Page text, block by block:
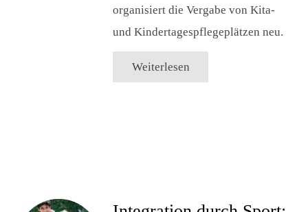
organisiert die Vergabe von Kita-
und Kindertagespflegeplätzen neu.
Weiterlesen